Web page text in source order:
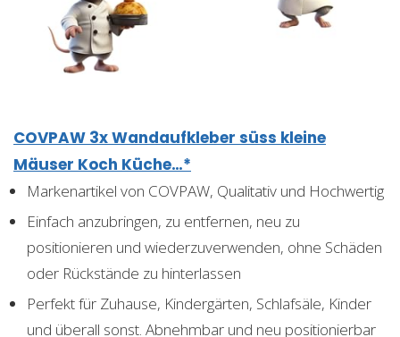
COVPAW 3x Wandaufkleber süss kleine
Mäuser Koch Küche…*
Markenartikel von COVPAW, Qualitativ und Hochwertig
Einfach anzubringen, zu entfernen, neu zu
positionieren und wiederzuverwenden, ohne Schäden
oder Rückstände zu hinterlassen
Perfekt für Zuhause, Kindergärten, Schlafsäle, Kinder
und überall sonst. Abnehmbar und neu positionierbar